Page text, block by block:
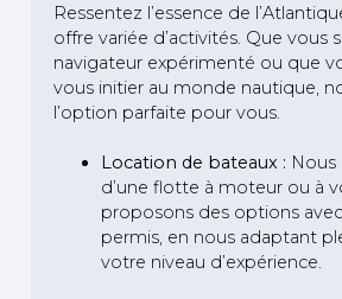
Ressentez l’essence de
offre variée d’activités. Que vous
navigateur expérimenté ou que
vous initier au monde nautique,
l’option parfaite pour vous.
Location de bateaux : Nous
d’une flotte à moteur ou à
proposons des options
permis, en nous adaptant
votre niveau d’expérience.